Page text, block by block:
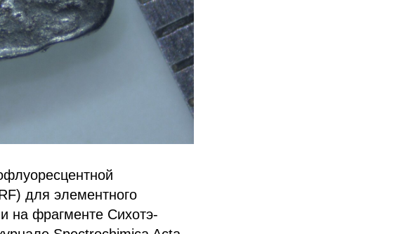
для элементного
на фрагменте Сихотэ-